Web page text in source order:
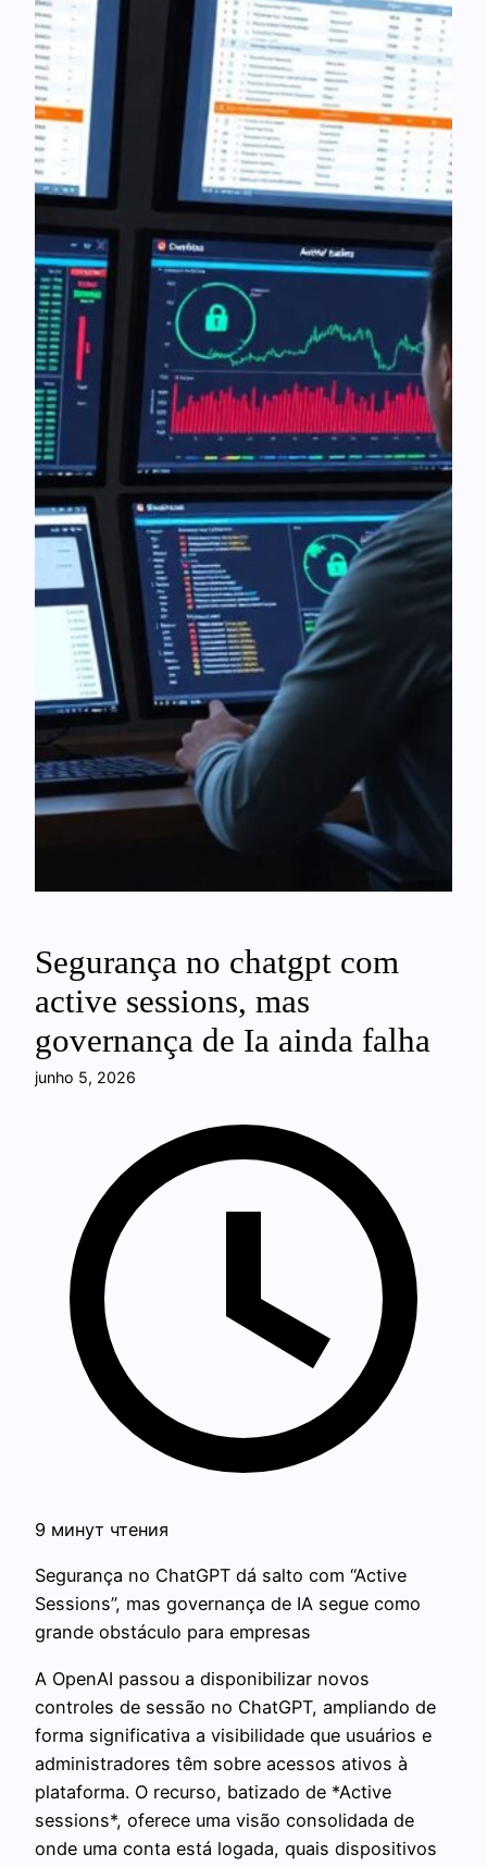
Segurança no chatgpt com
active sessions, mas
governança de Ia ainda falha
junho 5, 2026
9 минут чтения
Segurança no ChatGPT dá salto com “Active
Sessions”, mas governança de IA segue como
grande obstáculo para empresas
A OpenAI passou a disponibilizar novos
controles de sessão no ChatGPT, ampliando de
forma significativa a visibilidade que usuários e
administradores têm sobre acessos ativos à
plataforma. O recurso, batizado de *Active
sessions*, oferece uma visão consolidada de
onde uma conta está logada, quais dispositivos